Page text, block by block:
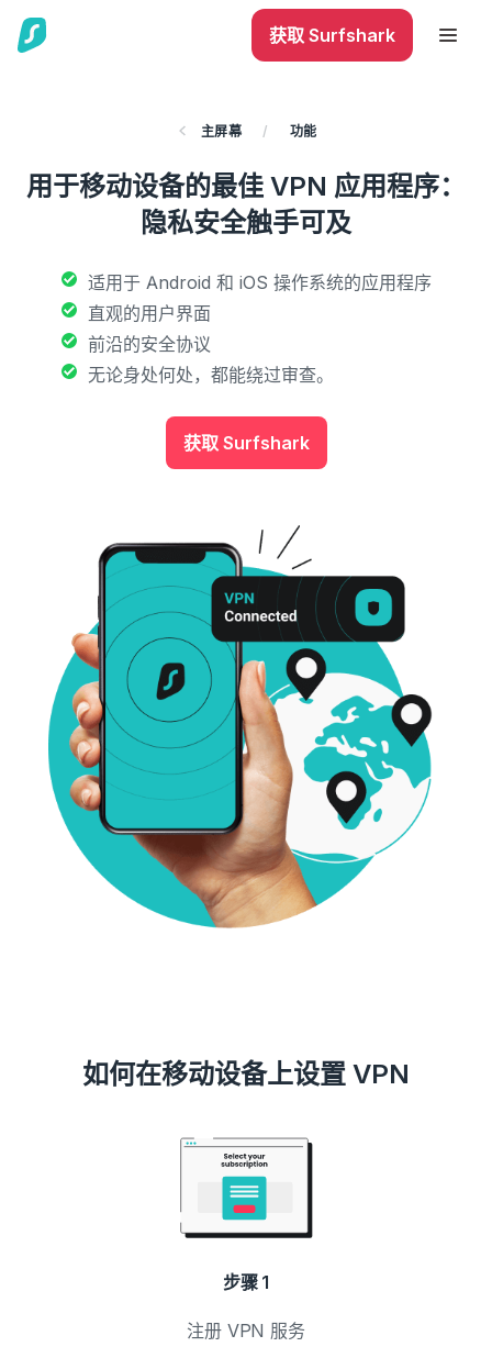
获取 Surfshark
主屏幕 / 功能
用于移动设备的最佳 VPN 应用程序：
隐私安全触手可及
适用于 Android 和 iOS 操作系统的应用程序
直观的用户界面
前沿的安全协议
无论身处何处，都能绕过审查。
获取 Surfshark
如何在移动设备上设置 VPN
步骤 1
注册 VPN 服务